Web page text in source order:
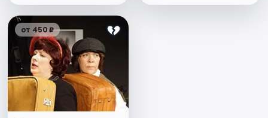
от 450 ₽